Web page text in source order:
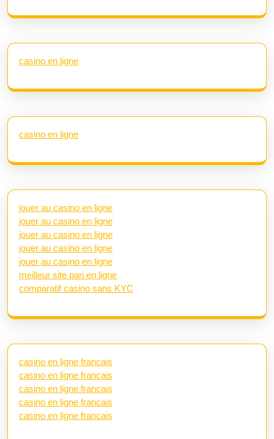
casino en ligne
casino en ligne
jouer au casino en ligne
jouer au casino en ligne
jouer au casino en ligne
jouer au casino en ligne
jouer au casino en ligne
meilleur site pari en ligne
comparatif casino sans KYC
casino en ligne francais
casino en ligne francais
casino en ligne francais
casino en ligne francais
casino en ligne francais